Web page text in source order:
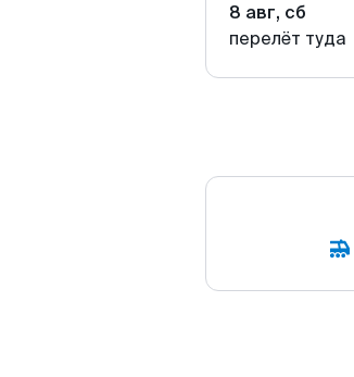
8 авг, сб
перелёт туда